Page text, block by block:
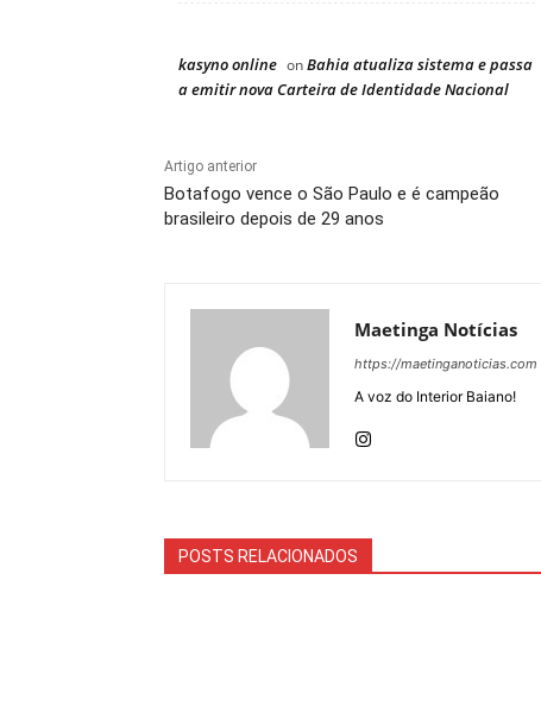
kasyno online onBahia atualiza sistema e passa
a emitir nova Carteira de Identidade Nacional
Artigo anterior
Botafogo vence o São Paulo e é campeão
brasileiro depois de 29 anos
Maetinga Notícias
https://maetinganoticias.com
A voz do Interior Baiano!
POSTS RELACIONADOS